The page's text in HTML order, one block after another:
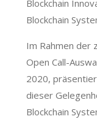
Blockchain
Blockchain
Im Rahmen der
Open Call-
2020,
dieser
Blockchain